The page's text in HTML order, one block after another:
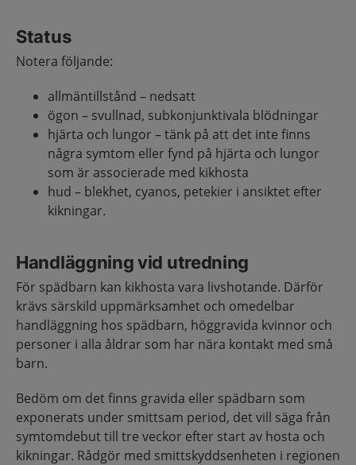
Status
Notera följande:
allmäntillstånd – nedsatt
ögon – svullnad, subkonjunktivala blödningar
hjärta och lungor – tänk på att det inte finns
några symtom eller fynd på hjärta och lungor
som är associerade med kikhosta
hud – blekhet, cyanos, petekier i ansiktet efter
kikningar.
Handläggning vid utredning
För spädbarn kan kikhosta vara livshotande. Därför
krävs särskild uppmärksamhet och omedelbar
handläggning hos spädbarn, höggravida kvinnor och
personer i alla åldrar som har nära kontakt med små
barn.
Bedöm om det finns gravida eller spädbarn som
exponerats under smittsam period, det vill säga från
symtomdebut till tre veckor efter start av hosta och
kikningar. Rådgör med smittskyddsenheten i regionen